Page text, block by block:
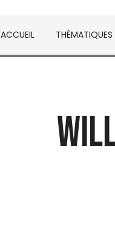
ACCUEIL THÉMATIQUES